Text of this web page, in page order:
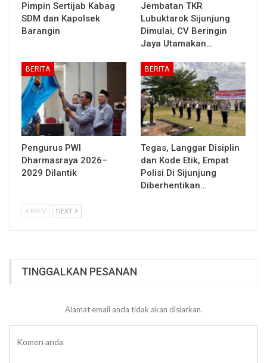
Pimpin Sertijab Kabag
SDM dan Kapolsek
Barangin
Jembatan TKR
Lubuktarok Sijunjung
Dimulai, CV Beringin
Jaya Utamakan…
BERITA
Pengurus PWI
Dharmasraya 2026–
2029 Dilantik
BERITA
Tegas, Langgar Disiplin
dan Kode Etik, Empat
Polisi Di Sijunjung
Diberhentikan…
PREV NEXT
TINGGALKAN PESANAN
Alamat email anda tidak akan disiarkan.